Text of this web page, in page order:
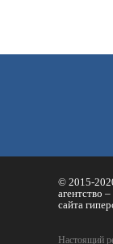
© 2015-
агентство
сайта
Настоящий